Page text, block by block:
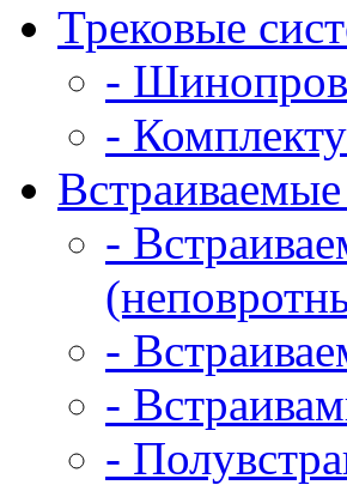
Трековые
-
-
-
-
-
-